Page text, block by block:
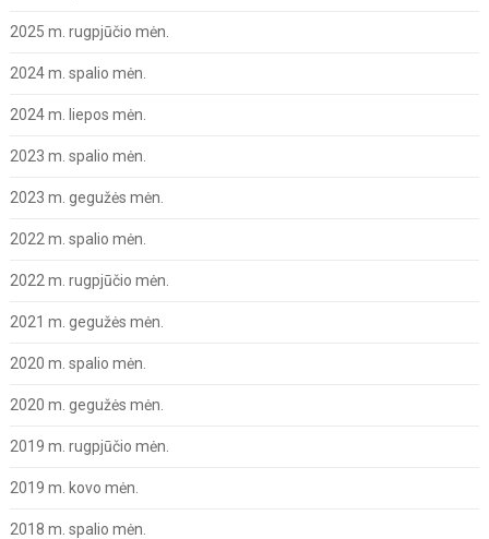
2025 m. rugpjūčio mėn.
2024 m. spalio mėn.
2024 m. liepos mėn.
2023 m. spalio mėn.
2023 m. gegužės mėn.
2022 m. spalio mėn.
2022 m. rugpjūčio mėn.
2021 m. gegužės mėn.
2020 m. spalio mėn.
2020 m. gegužės mėn.
2019 m. rugpjūčio mėn.
2019 m. kovo mėn.
2018 m. spalio mėn.